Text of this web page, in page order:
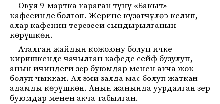
Окуя 9-мартка караган түнү «Бакыт»
кафесинде болгон. Жерине күзөтчүлөр келип,
алар кафенин терезеси сындырылганын
көрүшкөн.
Аталган жайдын кожоюну болуп ичке
киришкенде чачылган кафеде сейф бузулуп,
анын ичиндеги зер буюмдар менен акча жок
болуп чыккан. Ал эми залда мас болуп жаткан
адамды көрүшкөн. Анын жанында уурдалган зер
буюмдар менен акча табылган.